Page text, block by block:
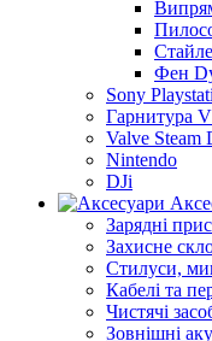
Фен
Sony
Гарнитура
Valve Steam
Nintendo
DJi
Зарядні
Захисне
Стилуси,
Кабелі та
Чистячі
Зовнішні